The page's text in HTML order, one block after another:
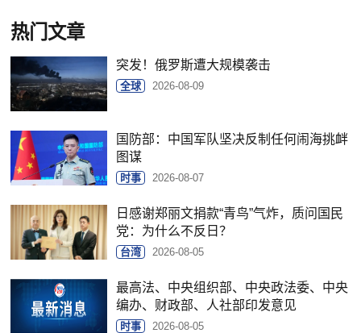
热门文章
突发！俄罗斯遭大规模袭击
全球 2026-08-09
国防部：中国军队坚决反制任何闹海挑衅
图谋
时事 2026-08-07
日感谢郑丽文捐款“青鸟”气炸，质问国民
党：为什么不反日？
台湾 2026-08-05
最高法、中央组织部、中央政法委、中央
编办、财政部、人社部印发意见
时事 2026-08-05